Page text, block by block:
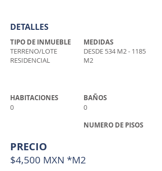
DETALLES
TIPO DE INMUEBLE
TERRENO/LOTE
RESIDENCIAL
MEDIDAS
DESDE 534 M2 - 1185
M2
HABITACIONES
0
BAÑOS
0
NUMERO DE PISOS
PRECIO
$4,500 MXN *M2